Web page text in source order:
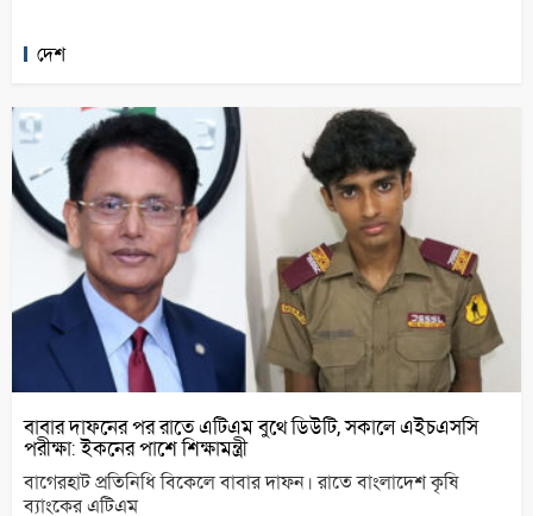
দেশ
বাবার দাফনের পর রাতে এটিএম বুথে ডিউটি, সকালে এইচএসসি
পরীক্ষা: ইকনের পাশে শিক্ষামন্ত্রী
বাগেরহাট প্রতিনিধি বিকেলে বাবার দাফন। রাতে বাংলাদেশ কৃষি
ব্যাংকের এটিএম